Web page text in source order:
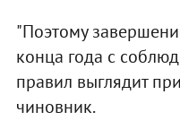
"Поэтому
конца года с
правил выглядит
чиновник.